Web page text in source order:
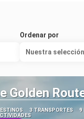
Ordenar por
Nuestra selección
Golden
3 TRANSPORTES
9